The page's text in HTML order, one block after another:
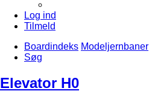
Log ind
Tilmeld
Boardindeks Modeljernbaner
Søg
Elevator H0